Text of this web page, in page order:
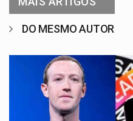
DO MESMO AUTOR